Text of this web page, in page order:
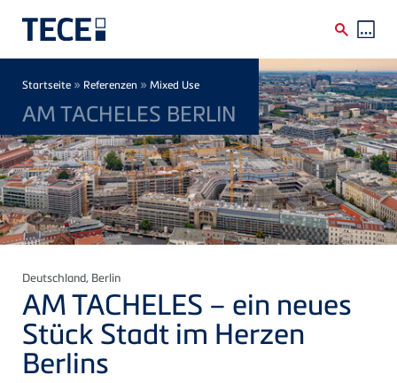
Breadcrumb
Startseite » Referenzen » Mixed Use
AM TACHELES BERLIN
Deutschland, Berlin
AM TACHELES – ein neues
Stück Stadt im Herzen
Berlins